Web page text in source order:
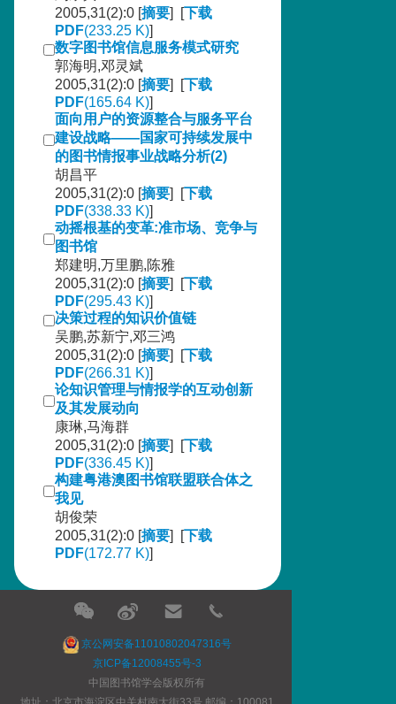
2005,31(2):0 [摘要] [下载
PDF(233.25 K)]
数字图书馆信息服务模式研究
郭海明,邓灵斌
2005,31(2):0 [摘要] [下载
PDF(165.64 K)]
面向用户的资源整合与服务平台
建设战略——国家可持续发展中
的图书情报事业战略分析(2)
胡昌平
2005,31(2):0 [摘要] [下载
PDF(338.33 K)]
动摇根基的变革:准市场、竞争与
图书馆
郑建明,万里鹏,陈雅
2005,31(2):0 [摘要] [下载
PDF(295.43 K)]
决策过程的知识价值链
吴鹏,苏新宁,邓三鸿
2005,31(2):0 [摘要] [下载
PDF(266.31 K)]
论知识管理与情报学的互动创新
及其发展动向
康琳,马海群
2005,31(2):0 [摘要] [下载
PDF(336.45 K)]
构建粤港澳图书馆联盟联合体之
我见
胡俊荣
2005,31(2):0 [摘要] [下载
PDF(172.77 K)]
京公网安备11010802047316号
京ICP备12008455号-3
中国图书馆学会版权所有